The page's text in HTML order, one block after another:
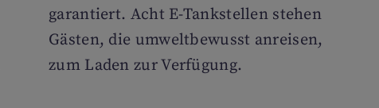
garantiert. Acht E-Tankstellen stehen
Gästen, die umweltbewusst anreisen,
zum Laden zur Verfügung.